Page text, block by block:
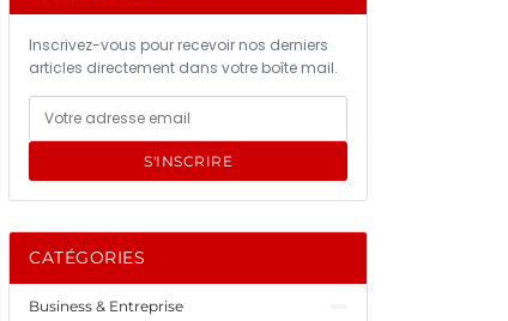
Inscrivez-vous pour recevoir nos derniers
articles directement dans votre boîte mail.
S'INSCRIRE
CATÉGORIES
Business & Entreprise